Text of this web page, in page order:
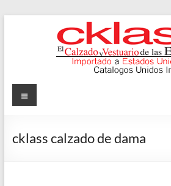
Cklass
y
Menu
cklass calzado de dama